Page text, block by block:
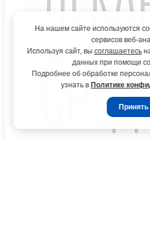
На нашем сайте используются
сервисов веб-
Используя сайт, вы соглашаетесь
данных при помощи
Подробнее об обработке
узнать в Политике
Принять